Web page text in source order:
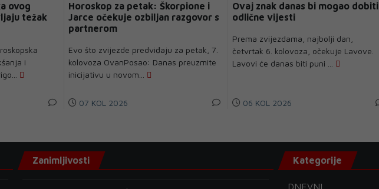
ovog
težak
i
Horoskop za petak: Škorpione i
Jarce očekuje ozbiljan razgovor s
partnerom
Evo što zvijezde predviđaju za petak, 7.
kolovoza OvanPosao: Danas preuzmite
inicijativu u novom...
07 KOL 2026
Ovaj znak danas bi mogao dobiti
odlične vijesti
Prema zvijezdama, najbolji dan,
četvrtak 6. kolovoza, očekuje Lavove.
Lavovi će danas biti puni ...
06 KOL 2026
Zanimljivosti Kategorije
DNEVNI